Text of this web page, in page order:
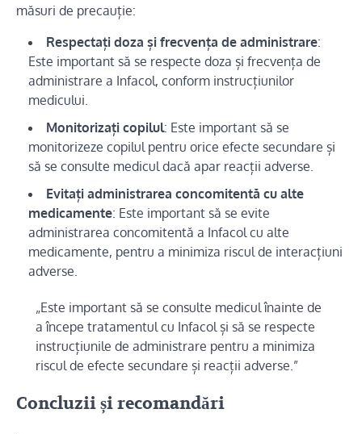
măsuri de precauție:
Respectați doza și frecvența de administrare:
Este important să se respecte doza și frecvența de
administrare a Infacol, conform instrucțiunilor
medicului.
Monitorizați copilul: Este important să se
monitorizeze copilul pentru orice efecte secundare și
să se consulte medicul dacă apar reacții adverse.
Evitați administrarea concomitentă cu alte
medicamente: Este important să se evite
administrarea concomitentă a Infacol cu alte
medicamente, pentru a minimiza riscul de interacțiuni
adverse.
„Este important să se consulte medicul înainte de
a începe tratamentul cu Infacol și să se respecte
instrucțiunile de administrare pentru a minimiza
riscul de efecte secundare și reacții adverse.”
Concluzii și recomandări